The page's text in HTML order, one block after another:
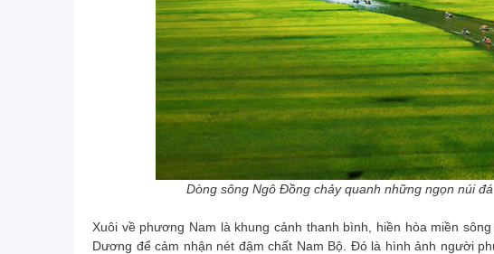
Dòng sông Ngô Đồng chảy quanh những ngọn núi
Xuôi về phương Nam là khung cảnh thanh bình, hiền hòa miền
Dương để cảm nhận nét đậm chất Nam Bộ. Đó là hình ảnh người